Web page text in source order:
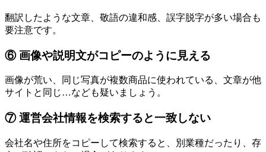
翻訳したような文章、敬語の違和感、誤字脱字が多い場合も
要注意です。
⑥ 画像や説明文がコピーのように見える
画像が荒い、同じ写真が複数商品に使われている、文章が他
サイトと同じ…なども疑いましょう。
⑦ 運営会社情報を検索すると一致しない
会社名や住所をコピーして検索すると、別業種だったり、存